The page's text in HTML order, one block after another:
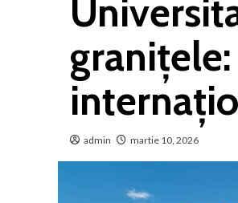
admin martie 10, 2026